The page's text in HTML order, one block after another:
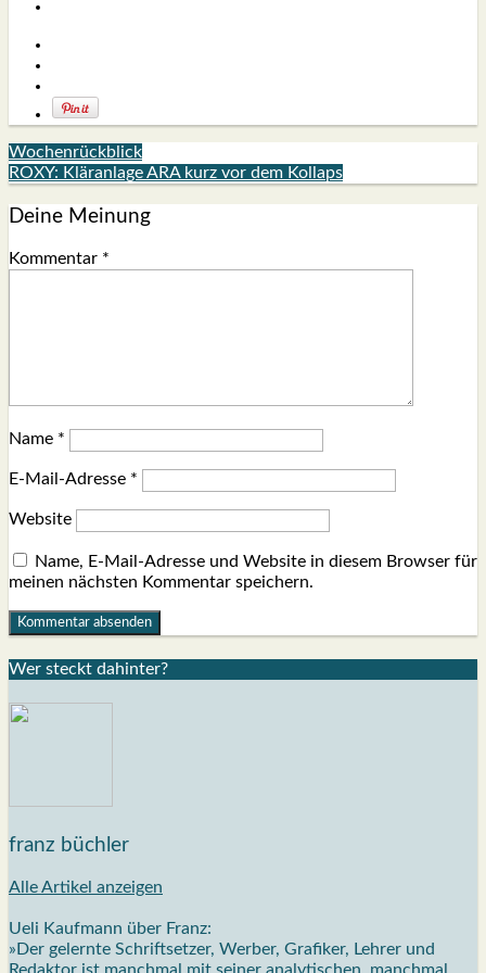
Wochenrückblick
ROXY: Kläranlage ARA kurz vor dem Kollaps
Deine Meinung
Kommentar *
Name *
E-Mail-Adresse *
Website
Name, E-Mail-Adresse und Website in diesem Browser für
meinen nächsten Kommentar speichern.
Wer steckt dahin­ter?
franz büchler
Alle Artikel anzeigen
Ueli Kaufmann über Franz:
»Der gelernte Schriftsetzer, Werber, Grafiker, Lehrer und